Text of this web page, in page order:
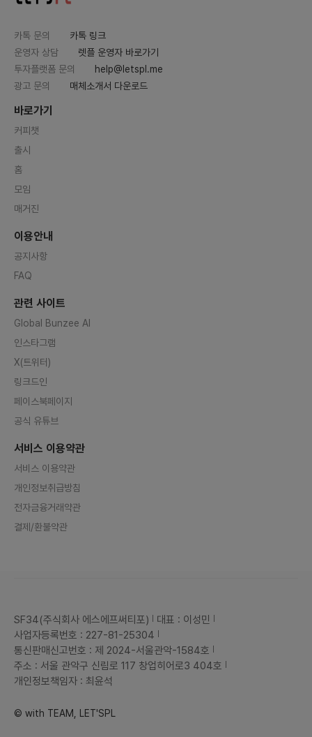
카톡 문의
카톡 링크
운영자 상담
렛플 운영자 바로가기
투자플랫폼 문의
help@letspl.me
광고 문의
매체소개서 다운로드
바로가기
커피챗
출시
홈
모임
매거진
이용안내
공지사항
FAQ
관련 사이트
Global Bunzee AI
인스타그램
X(트위터)
링크드인
페이스북페이지
공식 유튜브
서비스 이용약관
서비스 이용약관
개인정보취급방침
전자금융거래약관
결제/환불약관
SF34(주식회사 에스에프써티포)
대표 : 이성민
사업자등록번호 : 227-81-25304
통신판매신고번호 : 제 2024-서울관악-1584호
주소 : 서울 관악구 신림로 117 창업히어로3 404호
개인정보책임자 : 최윤석
© with TEAM, LET'SPL